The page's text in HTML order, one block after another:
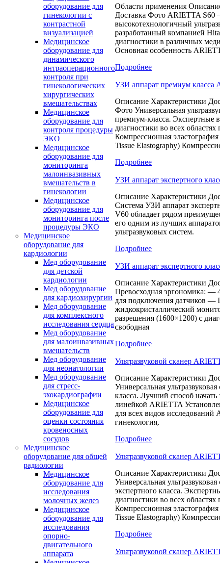
оборудование для
гинекологии с
контрастной
визуализацией
Медицинское
оборудование для
динамического
интраоперационного
контроля при
гинекологических
хирургических
вмешательствах
Медицинское
оборудование для
контроля процедуры
ЭКО
Медицинское
оборудование для
мониторинга
малоинвазивных
вмешательств в
гинекологии
Медицинское
оборудование для
мониторинга после
процедуры ЭКО
Медицинское
оборудование для
кардиологии
Мед оборудование
для детской
кардиологии
Мед оборудование
для кардиохирургии
Мед оборудование
для комплексного
исследования сердца
Мед оборудование
для малоинвазивных
вмешательств
Мед оборудование
для неонатологии
Мед оборудование
для стресс-
эхокардиографии
Медицинское
оборудование для
оценки состояния
кровеносных
сосудов
Медицинское
оборудование для общей
радиологии
Медицинское
оборудование для
исследования
молочных желез
Медицинское
оборудование для
исследования
опорно-
двигательного
аппарата
Области применения
Доставка Фото ARIETTA S60
высокотехнологичный
разработанный компанией
диагностики в различных
Основная особенность
Подробнее
УЗИ аппарат премиум класса
Описание Характеристики
Фото Универсальная
премиум-класса. Экспертные
диагностики во всех
Компрессионная
Tissue Elastography)
Подробнее
УЗИ аппарат экспертного
Описание Характеристики
Система УЗИ аппарат
V60 обладает рядом
его одним из лучших
ультразвуковых систем.
Подробнее
УЗИ аппарат экспертного
Описание Характеристики
Превосходная эргономика: —
для подключения датчиков —
жидкокристаллический
разрешения (1600×1200) с
свободная
Подробнее
Ультразвуковой сканер
Описание Характеристики
Универсальная
класса. Лучший способ начать
линейкой ARIETTA
для всех видов исследований
гинекология,
Подробнее
Ультразвуковой сканер
Описание Характеристики
Универсальная ультразвуковая
экспертного класса.
диагностики во всех
Компрессионная
Tissue Elastography)
Подробнее
Ультразвуковой сканер